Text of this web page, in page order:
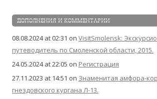
ДОПОЛНЕНИЯ И КОММЕНТАРИИ
08.08.2024 at 02:31 on VisitSmolensk:
путеводитель по Смоленской области, 2015.
24.05.2024 at 22:05 on Регистрация
27.11.2023 at 14:51 on Знаменитая амфора-
гнездовского кургана Л-13.